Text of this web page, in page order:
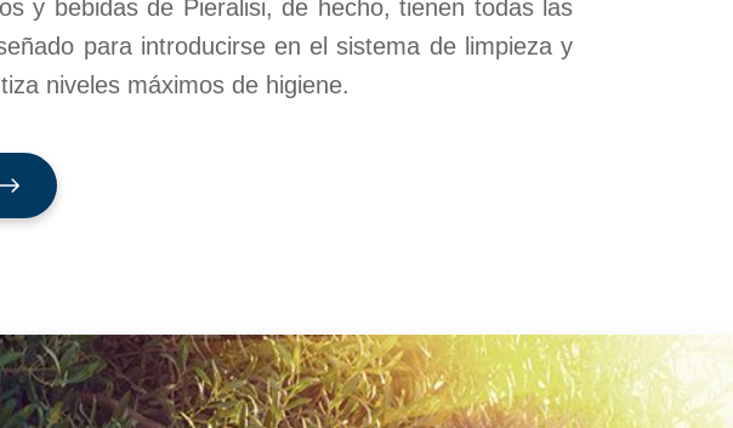
y bebidas de Pieralisi, de hecho, tienen todas las
para introducirse en el sistema de limpieza y
niveles máximos de higiene.